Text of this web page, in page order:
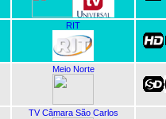
RIT
Meio Norte
TV Câmara São Carlos